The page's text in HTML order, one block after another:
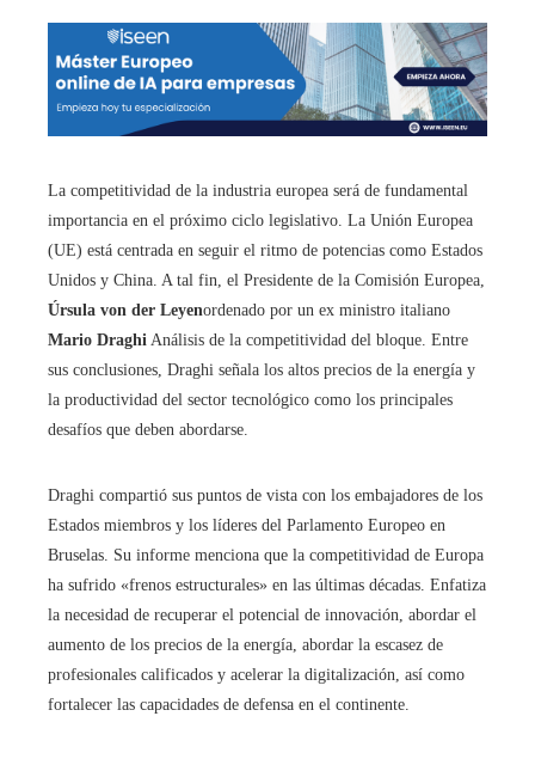
La competitividad de la industria europea será de fundamental
importancia en el próximo ciclo legislativo. La Unión Europea
(UE) está centrada en seguir el ritmo de potencias como Estados
Unidos y China. A tal fin, el Presidente de la Comisión Europea,
Úrsula von der Leyenordenado por un ex ministro italiano
Mario Draghi Análisis de la competitividad del bloque. Entre
sus conclusiones, Draghi señala los altos precios de la energía y
la productividad del sector tecnológico como los principales
desafíos que deben abordarse.
Draghi compartió sus puntos de vista con los embajadores de los
Estados miembros y los líderes del Parlamento Europeo en
Bruselas. Su informe menciona que la competitividad de Europa
ha sufrido «frenos estructurales» en las últimas décadas. Enfatiza
la necesidad de recuperar el potencial de innovación, abordar el
aumento de los precios de la energía, abordar la escasez de
profesionales calificados y acelerar la digitalización, así como
fortalecer las capacidades de defensa en el continente.